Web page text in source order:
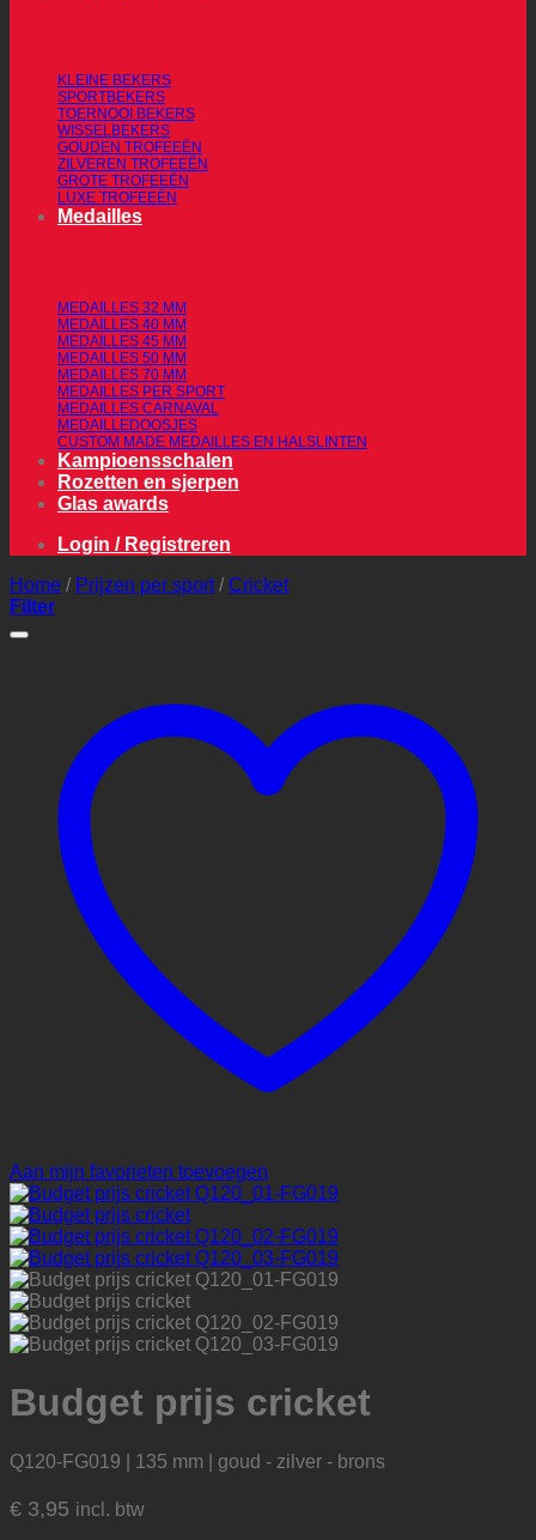
KLEINE BEKERS
SPORTBEKERS
TOERNOOI BEKERS
WISSELBEKERS
GOUDEN TROFEEËN
ZILVEREN TROFEEËN
GROTE TROFEEËN
LUXE TROFEEËN
Medailles
MEDAILLES 32 MM
MEDAILLES 40 MM
MEDAILLES 45 MM
MEDAILLES 50 MM
MEDAILLES 70 MM
MEDAILLES PER SPORT
MEDAILLES CARNAVAL
MEDAILLEDOOSJES
CUSTOM MADE MEDAILLES EN HALSLINTEN
Kampioensschalen
Rozetten en sjerpen
Glas awards
Login / Registreren
Home / Prijzen per sport / Cricket
Filter
Aan mijn favorieten toevoegen
Budget prijs cricket
Q120-FG019 | 135 mm | goud - zilver - brons
€ 3,95 incl. btw